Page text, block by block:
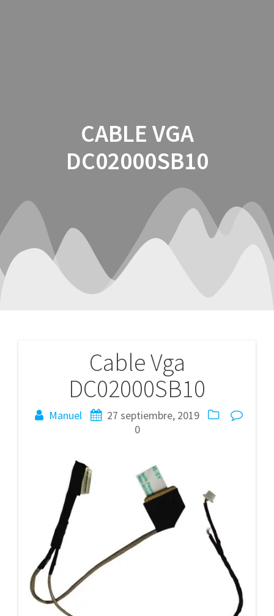
CABLE VGA
DC02000SB10
Cable Vga
DC02000SB10
Manuel
27 septiembre, 2019
0
Navegación
entradas